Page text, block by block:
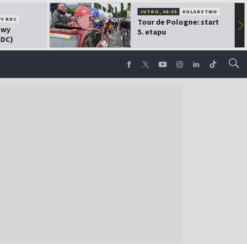
RDC
JUTRO, 08:55 KOLARSTWO
Tour de Pologne: start
5. etapu
▶